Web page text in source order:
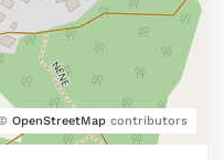
OpenStreetMap contributors